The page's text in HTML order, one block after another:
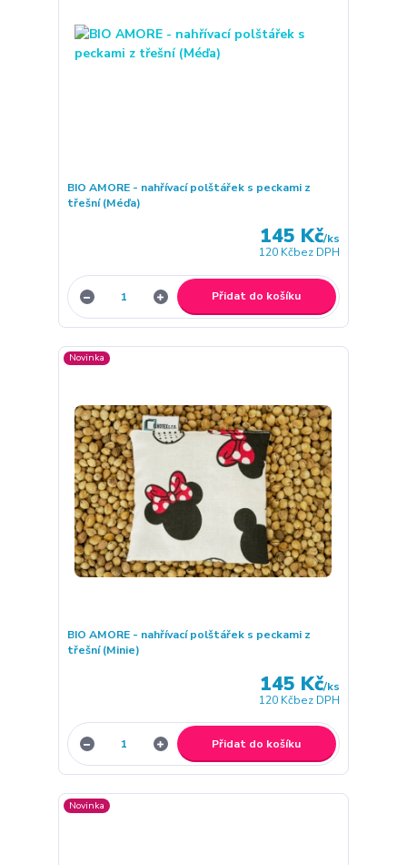
BIO AMORE - nahřívací polštářek s peckami z
třešní (Méďa)
145 Kč/ks
120 Kčbez DPH
Přidat do košíku
Novinka
BIO AMORE - nahřívací polštářek s peckami z
třešní (Minie)
145 Kč/ks
120 Kčbez DPH
Přidat do košíku
Novinka